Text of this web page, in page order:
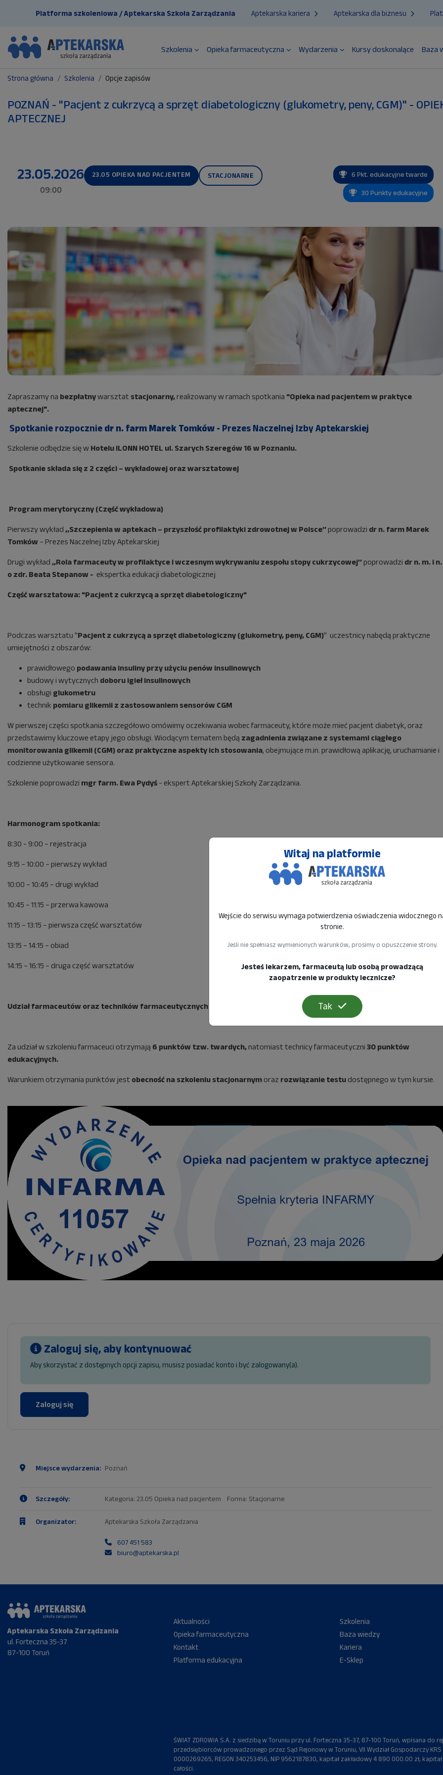
Platforma szkoleniowa / Aptekarska Szkoła Zarządzania
Aptekarska kariera Aptekarska dla biznesu
Szkolenia Opieka farmaceutyczna Wydarzenia Kursy doskonalące Baza
Strona główna Szkolenia Opcje zapisów
POZNAŃ - "Pacjent z cukrzycą a sprzęt diabetologiczny (glukometry, peny, CGM)" -
APTECZNEJ
23.05.2026
09:00
23.05 OPIEKA NAD PACJENTEM STACJONARNE 6 Pkt. edukacyjne twarde
30 Punkty edukacyjne
Zapraszamy na bezpłatnywarsztat stacjonarny, realizowany w ramach spotkania "Opieka nad pacjentem w praktyce
aptecznej".
Spotkanie rozpocznie dr n. farm Marek Tomków - Prezes Naczelnej Izby Aptekarskiej
Szkolenie odbędzie się w Hotelu ILONN HOTEL ul. Szarych Szeregów 16 w Poznaniu.
Spotkanie składa się z 2 części – wykładowej oraz warsztatowej
Program merytoryczny (Część wykładowa)
Pierwszy wykład ,,Szczepienia w aptekach – przyszłość profilaktyki zdrowotnej w Polsce’’ poprowadzi dr n. farm Marek
Tomków – Prezes Naczelnej Izby Aptekarskiej
Drugi wykład ,,Rola farmaceuty w profilaktyce i wczesnym wykrywaniu zespołu stopy cukrzycowej’’ poprowadzi dr n. m. i n.
o zdr. Beata Stepanow - ekspertka edukacji diabetologicznej
Część warsztatowa: "Pacjent z cukrzycą a sprzęt diabetologiczny"
Podczas warsztatu "Pacjent z cukrzycą a sprzęt diabetologiczny (glukometry, peny, CGM)" uczestnicy nabędą praktyczne
umiejętności z obszarów:
prawidłowego podawania insuliny przy użyciu penów insulinowych
budowy i wytycznych doboru igieł insulinowych
obsługi glukometru
technik pomiaru glikemii z zastosowaniem sensorów CGM
W pierwszej części spotkania szczegółowo omówimy oczekiwania wobec farmaceuty, które może mieć pacjent diabetyk, oraz
przedstawimy kluczowe etapy jego obsługi. Wiodącym tematem będą zagadnienia związane z systemami ciągłego
monitorowania glikemii (CGM) oraz praktyczne aspekty ich stosowania, obejmujące m.in. prawidłową aplikację, uruchamianie i
codzienne użytkowanie sensora.
Szkolenie poprowadzi mgr farm. Ewa Pydyś - ekspert Aptekarskiej Szkoły Zarządzania.
Harmonogram spotkania:
8:30 - 9:00 – rejestracja
9:15 – 10:00 – pierwszy wykład
10:00 – 10:45 – drugi wykład
10:45 – 11:15 – przerwa kawowa
11:15 – 13:15 – pierwsza część warsztatów
13:15 – 14:15 – obiad
14:15 – 16:15 – druga część warsztatów
Udział farmaceutów oraz techników farmaceutycznych w tym spotkaniu jest całkowicie bezpłatny.
Za udział w szkoleniu farmaceuci otrzymają 6 punktów tzw. twardych, natomiast technicy farmaceutyczni 30 punktów
edukacyjnych.
Warunkiem otrzymania punktów jest obecność na szkoleniu stacjonarnym oraz rozwiązanie testu dostępnego w tym kursie.
Zaloguj się, aby kontynuować
Aby skorzystać z dostępnych opcji zapisu, musisz posiadać konto i być zalogowany(a).
Zaloguj się
Miejsce wydarzenia: Poznań
Szczegóły: Kategoria: 23.05 Opieka nad pacjentem Forma: Stacjonarne
Organizator: Aptekarska Szkoła Zarządzania
607 451 583
biuro@aptekarska.pl
Aptekarska Szkoła Zarządzania
ul. Forteczna 35-37
87-100 Toruń
Aktualności
Szkolenia
Opieka farmaceutyczna
Baza wiedzy
Kontakt
Kariera
Platforma edukacyjna
E-Sklep
ŚWIAT ZDROWIA S.A. z siedzibą w Toruniu przy ul. Forteczna 35-37, 87-100 Toruń, wpisana do
przedsiębiorców prowadzonego przez Sąd Rejonowy w Toruniu, VII Wydział Gospodarczy KRS
0000269265, REGON 340253456, NIP 9562187830, kapitał zakładowy 4 890 000.00 zł,
całości.
Witaj na platformie
Wejście do serwisu wymaga potwierdzenia oświadczenia widocznego
stronie.
Jeśli nie spełniasz wymienionych warunków, prosimy o opuszczenie strony.
Jesteś lekarzem, farmaceutą lub osobą prowadzącą
zaopatrzenie w produkty lecznicze?
Tak